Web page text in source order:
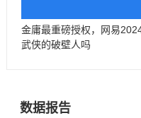
金庸最重磅授权，网易
武侠的破壁人吗
数据报告